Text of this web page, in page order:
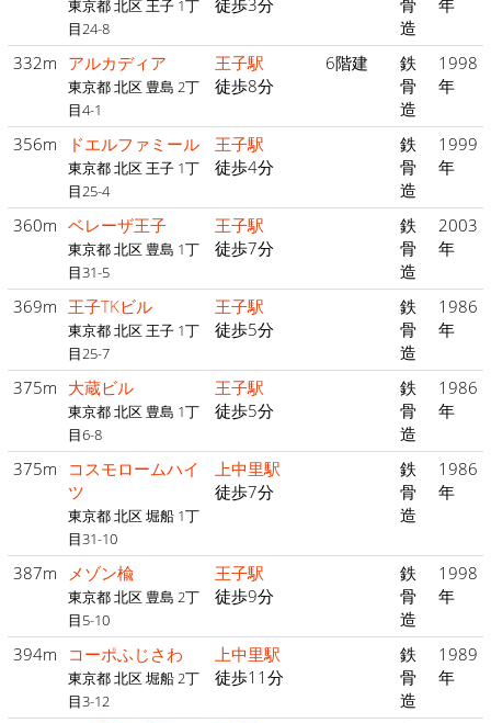
東京都 北区 王子 1丁
目24-8
徒歩3分
骨
造
年
332m アルカディア
東京都 北区 豊島 2丁
目4-1
王子駅
徒歩8分
6階建
鉄
骨
造
1998
年
356m ドエルファミール
東京都 北区 王子 1丁
目25-4
王子駅
徒歩4分
鉄
骨
造
1999
年
360m ベレーザ王子
東京都 北区 豊島 1丁
目31-5
王子駅
徒歩7分
鉄
骨
造
2003
年
369m 王子TKビル
東京都 北区 王子 1丁
目25-7
王子駅
徒歩5分
鉄
骨
造
1986
年
375m 大蔵ビル
東京都 北区 豊島 1丁
目6-8
王子駅
徒歩5分
鉄
骨
造
1986
年
375m
コスモロームハイ
ツ
東京都 北区 堀船 1丁
目31-10
上中里駅
徒歩7分
鉄
骨
造
1986
年
387m メゾン楡
東京都 北区 豊島 2丁
目5-10
王子駅
徒歩9分
鉄
骨
造
1998
年
394m コーポふじさわ
東京都 北区 堀船 2丁
目3-12
上中里駅
徒歩11分
鉄
骨
造
1989
年